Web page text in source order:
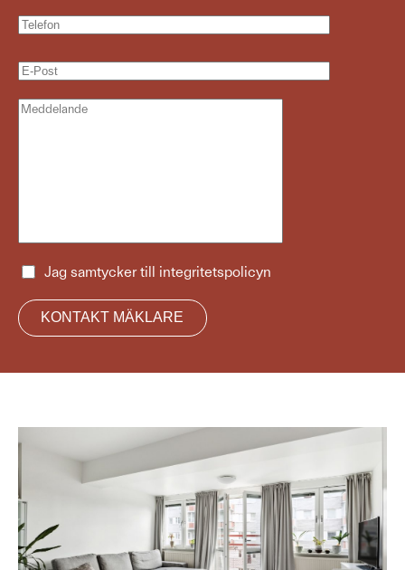
Jag samtycker till integritetspolicyn